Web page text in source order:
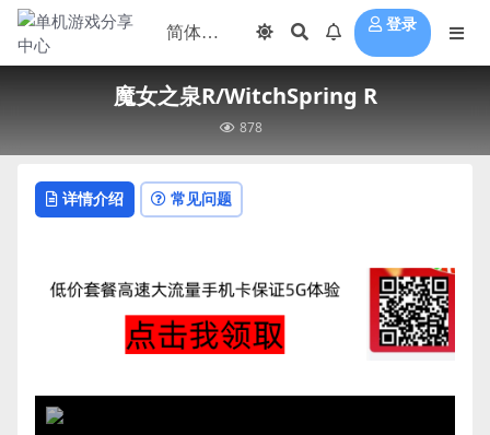
登录
魔女之泉R/WitchSpring R
878
详情介绍 常见问题